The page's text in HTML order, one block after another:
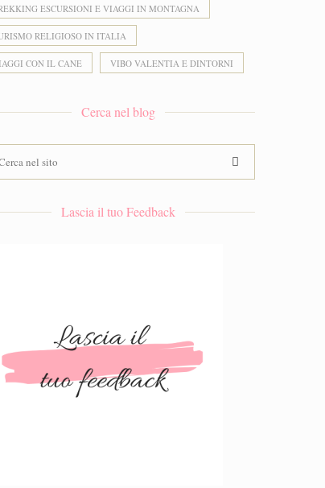
ESCURSIONI E VIAGGI IN MONTAGNA
RELIGIOSO IN ITALIA
CON IL CANE VIBO VALENTIA E DINTORNI
Cerca nel blog
Lascia il tuo Feedback